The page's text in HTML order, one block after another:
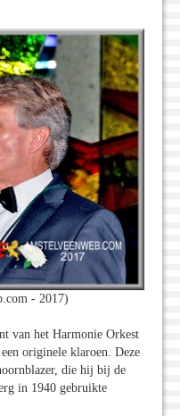
- 2017)
van het Harmonie Orkest
originele klaroen. Deze
die hij bij de
in 1940 gebruikte